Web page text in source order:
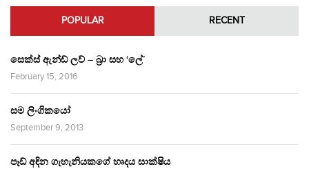
POPULAR RECENT
සෙක්ස් ඇන්ඩ් ලව් – බ්‍රා සහ ‘ලේ’
February 15, 2016
සම ලිංගිකයෝ
September 9, 2013
පෑඩ් අඳින ගැහැනියකගේ හෘදය සාක්ෂිය